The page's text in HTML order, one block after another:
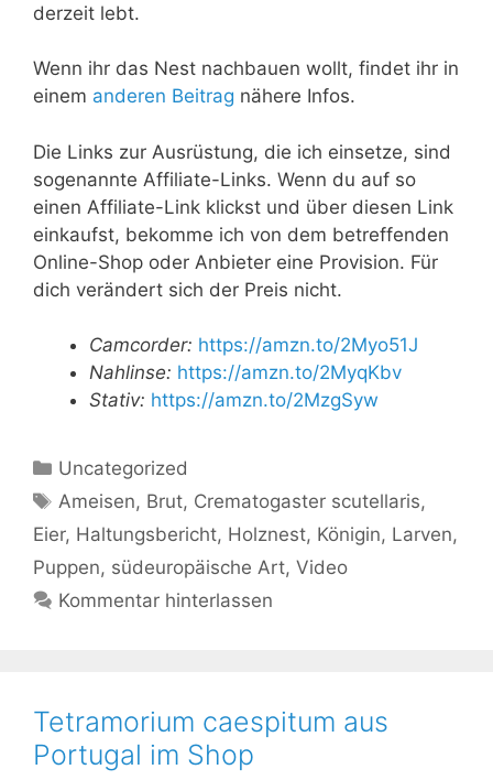
derzeit lebt.
Wenn ihr das Nest nachbauen wollt, findet ihr in
einem anderen Beitrag nähere Infos.
Die Links zur Ausrüstung, die ich einsetze, sind
sogenannte Affiliate-Links. Wenn du auf so
einen Affiliate-Link klickst und über diesen Link
einkaufst, bekomme ich von dem betreffenden
Online-Shop oder Anbieter eine Provision. Für
dich verändert sich der Preis nicht.
Camcorder: https://amzn.to/2Myo51J
Nahlinse: https://amzn.to/2MyqKbv
Stativ: https://amzn.to/2MzgSyw
Kategorien
Uncategorized
Schlagwörter
Ameisen, Brut, Crematogaster scutellaris,
Eier, Haltungsbericht, Holznest, Königin, Larven,
Puppen, südeuropäische Art, Video
Kommentar hinterlassen
Tetramorium caespitum aus
Portugal im Shop